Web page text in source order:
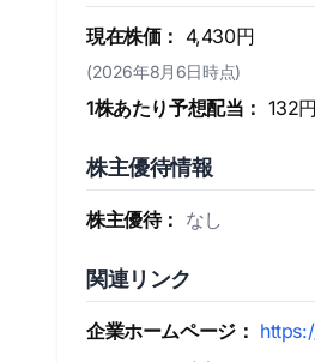
現在株価： 4,430円
(2026年8月6日時点)
1株あたり予想配当： 132円
株主優待情報
株主優待： なし
関連リンク
企業ホームページ：